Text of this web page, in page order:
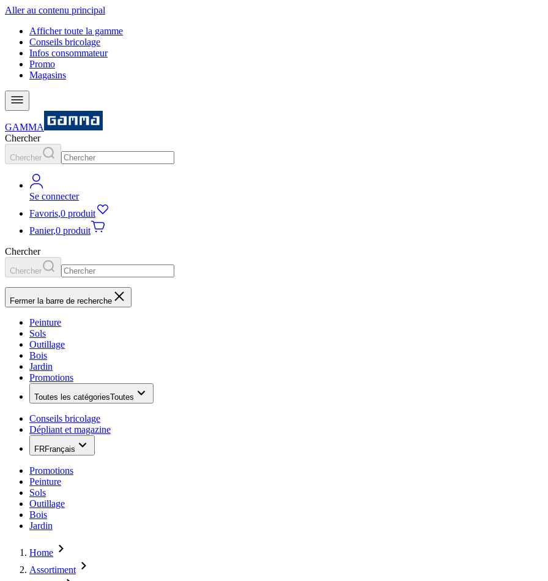
Aller au contenu principal
Afficher toute la gamme
Conseils bricolage
Infos consommateur
Promo
Magasins
GAMMA
Chercher
Chercher
Se connecter
Favoris,0 produit
Panier,0 produit
Chercher
Chercher
Fermer la barre de recherche
Peinture
Sols
Outillage
Bois
Jardin
Promotions
Toutes les catégoriesToutes
Conseils bricolage
Dépliant et magazine
FRFrançais
Promotions
Peinture
Sols
Outillage
Bois
Jardin
Home
Assortiment